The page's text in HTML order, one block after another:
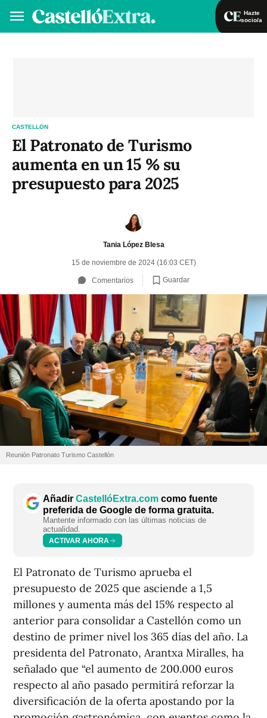
Hazte
socio/a
CASTELLÓN
El Patronato de Turismo
aumenta en un 15 % su
presupuesto para 2025
Tania López Blesa
15 de noviembre de 2024 (16:03 CET)
Comentarios Guardar
Reunión Patronato Turismo Castellón
Añadir CastellóExtra.com como fuente
preferida de Google de forma gratuita.
Mantente informado con las últimas noticias de
actualidad.
ACTIVAR AHORA
El Patronato de Turismo aprueba el
presupuesto de 2025 que asciende a 1,5
millones y aumenta más del 15% respecto al
anterior para consolidar a Castellón como un
destino de primer nivel los 365 días del año. La
presidenta del Patronato, Arantxa Miralles, ha
señalado que “el aumento de 200.000 euros
respecto al año pasado permitirá reforzar la
diversificación de la oferta apostando por la